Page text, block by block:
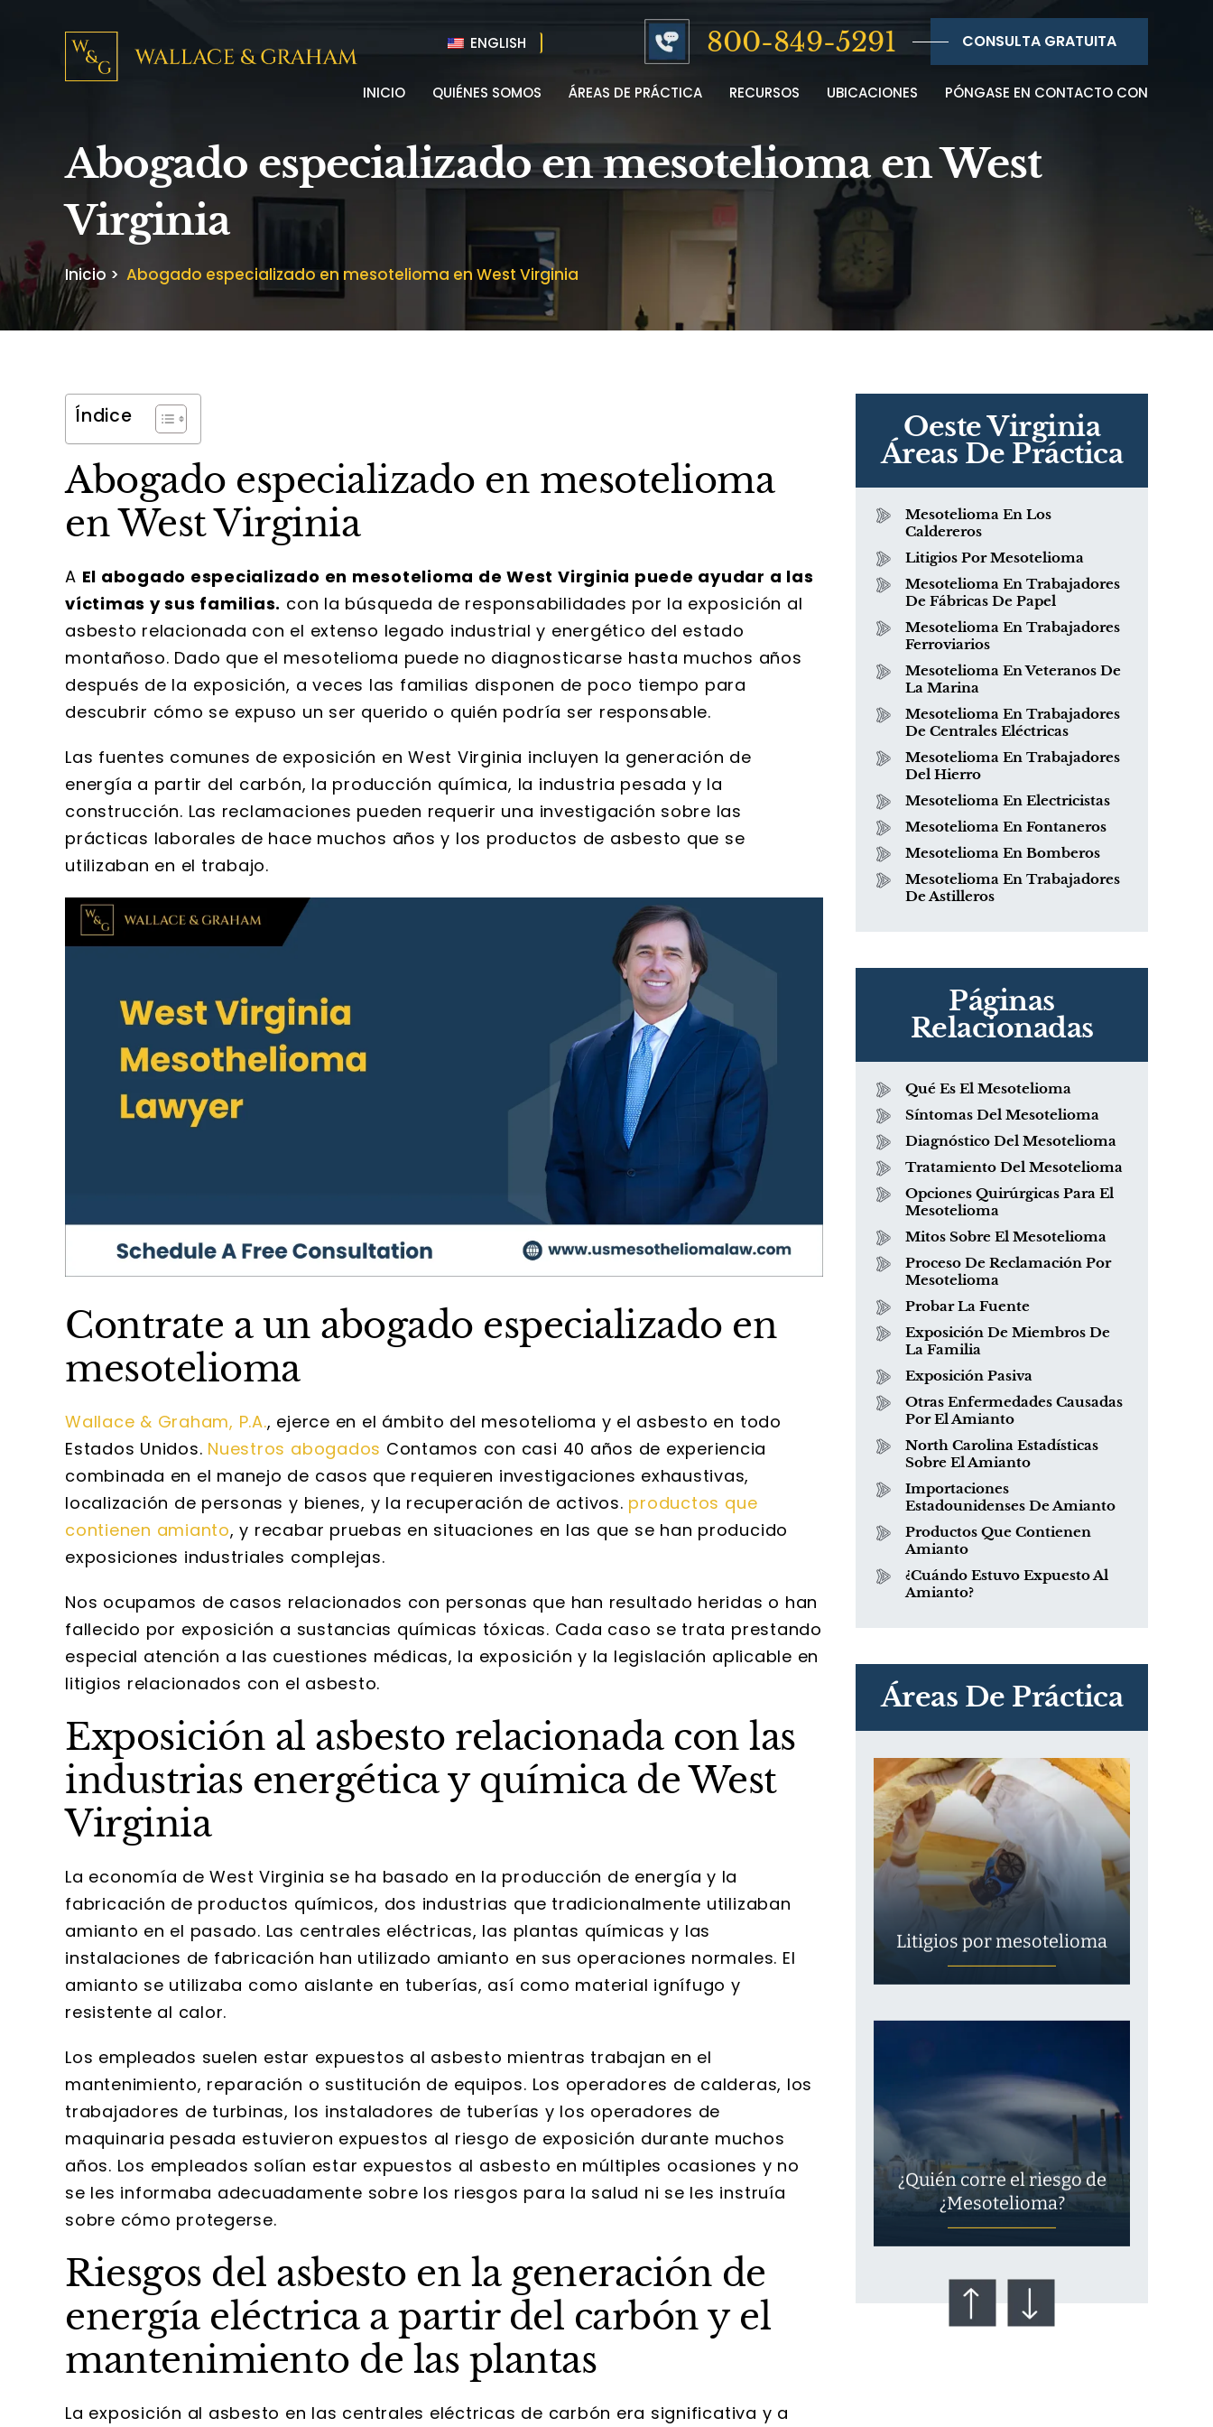
ENGLISH 800-849-5291 CONSULTA GRATUITA
INICIO QUIÉNES SOMOS ÁREAS DE PRÁCTICA RECURSOS UBICACIONES PÓNGASE EN CONTACTO CON
Abogado especializado en mesotelioma en West
Virginia
Inicio > Abogado especializado en mesotelioma en West Virginia
Índice
Abogado especializado en mesotelioma
en West Virginia
A El abogado especializado en mesotelioma de West Virginia puede ayudar a las
víctimas y sus familias. con la búsqueda de responsabilidades por la exposición al
asbesto relacionada con el extenso legado industrial y energético del estado
montañoso. Dado que el mesotelioma puede no diagnosticarse hasta muchos años
después de la exposición, a veces las familias disponen de poco tiempo para
descubrir cómo se expuso un ser querido o quién podría ser responsable.
Las fuentes comunes de exposición en West Virginia incluyen la generación de
energía a partir del carbón, la producción química, la industria pesada y la
construcción. Las reclamaciones pueden requerir una investigación sobre las
prácticas laborales de hace muchos años y los productos de asbesto que se
utilizaban en el trabajo.
Contrate a un abogado especializado en
mesotelioma
Wallace & Graham, P.A., ejerce en el ámbito del mesotelioma y el asbesto en todo
Estados Unidos. Nuestros abogados Contamos con casi 40 años de experiencia
combinada en el manejo de casos que requieren investigaciones exhaustivas,
localización de personas y bienes, y la recuperación de activos. productos que
contienen amianto, y recabar pruebas en situaciones en las que se han producido
exposiciones industriales complejas.
Nos ocupamos de casos relacionados con personas que han resultado heridas o han
fallecido por exposición a sustancias químicas tóxicas. Cada caso se trata prestando
especial atención a las cuestiones médicas, la exposición y la legislación aplicable en
litigios relacionados con el asbesto.
Exposición al asbesto relacionada con las
industrias energética y química de West
Virginia
La economía de West Virginia se ha basado en la producción de energía y la
fabricación de productos químicos, dos industrias que tradicionalmente utilizaban
amianto en el pasado. Las centrales eléctricas, las plantas químicas y las
instalaciones de fabricación han utilizado amianto en sus operaciones normales. El
amianto se utilizaba como aislante en tuberías, así como material ignífugo y
resistente al calor.
Los empleados suelen estar expuestos al asbesto mientras trabajan en el
mantenimiento, reparación o sustitución de equipos. Los operadores de calderas, los
trabajadores de turbinas, los instaladores de tuberías y los operadores de
maquinaria pesada estuvieron expuestos al riesgo de exposición durante muchos
años. Los empleados solían estar expuestos al asbesto en múltiples ocasiones y no
se les informaba adecuadamente sobre los riesgos para la salud ni se les instruía
sobre cómo protegerse.
Riesgos del asbesto en la generación de
energía eléctrica a partir del carbón y el
mantenimiento de las plantas
La exposición al asbesto en las centrales eléctricas de carbón era significativa y a
Oeste Virginia
Áreas De Práctica
Mesotelioma En Los
Caldereros
Litigios Por Mesotelioma
Mesotelioma En Trabajadores
De Fábricas De Papel
Mesotelioma En Trabajadores
Ferroviarios
Mesotelioma En Veteranos De
La Marina
Mesotelioma En Trabajadores
De Centrales Eléctricas
Mesotelioma En Trabajadores
Del Hierro
Mesotelioma En Electricistas
Mesotelioma En Fontaneros
Mesotelioma En Bomberos
Mesotelioma En Trabajadores
De Astilleros
Páginas
Relacionadas
Qué Es El Mesotelioma
Síntomas Del Mesotelioma
Diagnóstico Del Mesotelioma
Tratamiento Del Mesotelioma
Opciones Quirúrgicas Para El
Mesotelioma
Mitos Sobre El Mesotelioma
Proceso De Reclamación Por
Mesotelioma
Probar La Fuente
Exposición De Miembros De
La Familia
Exposición Pasiva
Otras Enfermedades Causadas
Por El Amianto
North Carolina Estadísticas
Sobre El Amianto
Importaciones
Estadounidenses De Amianto
Productos Que Contienen
Amianto
¿Cuándo Estuvo Expuesto Al
Amianto?
Áreas De Práctica
¿Qué es el mesotelioma?
Litigios por mesotelioma
¿Quién corre el riesgo de
¿Mesotelioma?